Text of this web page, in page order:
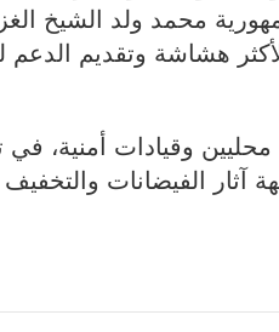
محمد ولد الشيخ
هشاشة وتقديم الدعم
وقيادات أمنية، في
آثار الفيضانات